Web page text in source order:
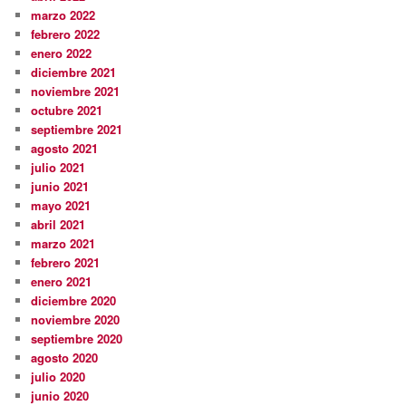
marzo 2022
febrero 2022
enero 2022
diciembre 2021
noviembre 2021
octubre 2021
septiembre 2021
agosto 2021
julio 2021
junio 2021
mayo 2021
abril 2021
marzo 2021
febrero 2021
enero 2021
diciembre 2020
noviembre 2020
septiembre 2020
agosto 2020
julio 2020
junio 2020